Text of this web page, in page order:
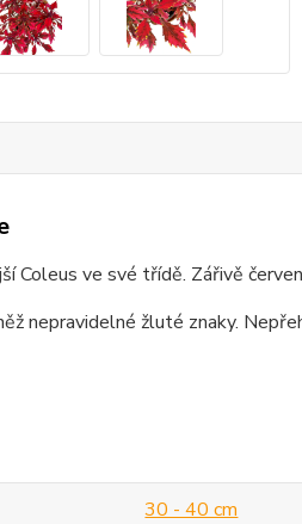
Coleus ve své třídě. Zářivě
nepravidelné žluté znaky.
30 - 40 cm